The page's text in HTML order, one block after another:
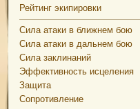
Рейтинг экипировки
Сила атаки в ближнем бою
Сила атаки в дальнем бою
Сила заклинаний
Эффективность исцеления
Защита
Сопротивление